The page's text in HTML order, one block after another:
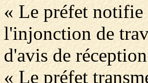
« Le préfet notifie
l'injonction de
d'avis de
« Le préfet